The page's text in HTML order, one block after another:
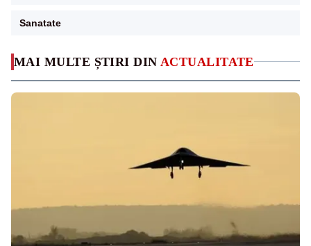
MAI MULTE ȘTIRI DIN ACTUALITATE
Sanatate